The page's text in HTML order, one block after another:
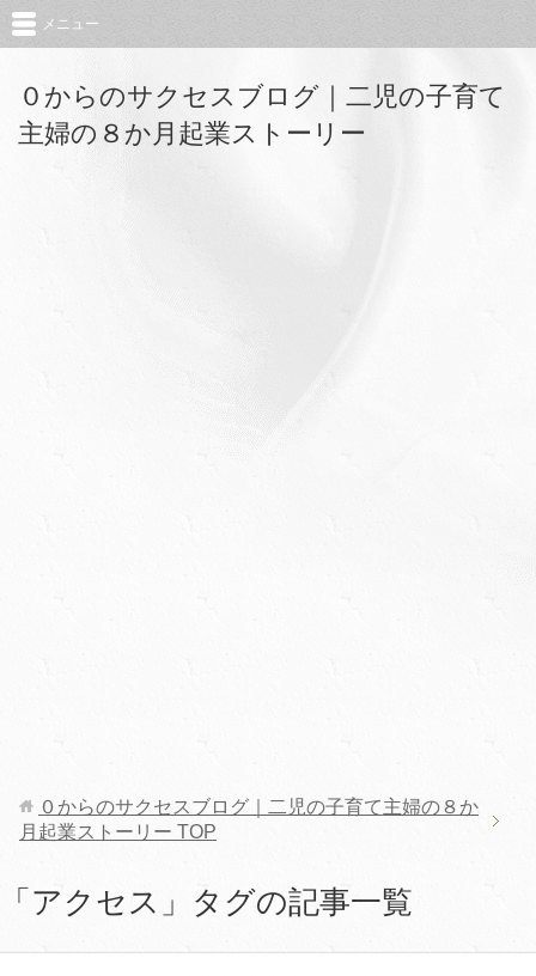
０からのサクセスブログ｜二児の子育て
主婦の８か月起業ストーリー
メニュー
０からのサクセスブログ｜二児の子育て主婦の８か
月起業ストーリー TOP
「アクセス」タグの記事一覧